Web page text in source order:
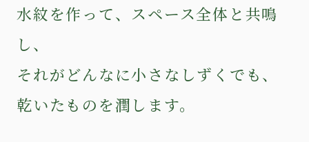
水紋を作って、スペース全体と共鳴
し、
それがどんなに小さなしずくでも、
乾いたものを潤します。